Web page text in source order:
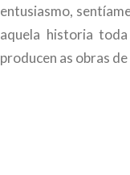
entusiasmo,
aquela historia
producen as obras